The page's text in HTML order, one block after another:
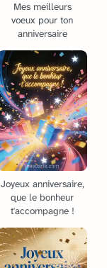
Mes meilleurs
voeux pour ton
anniversaire
Joyeux anniversaire,
que le bonheur
t'accompagne !